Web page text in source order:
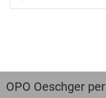
OPO Oeschger per